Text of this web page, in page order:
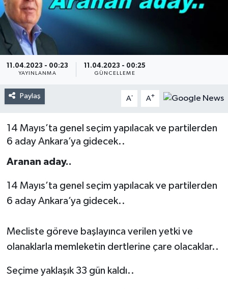
11.04.2023 - 00:23
YAYINLANMA
11.04.2023 - 00:25
GÜNCELLEME
Paylaş A- A+
14 Mayıs’ta genel seçim yapılacak ve partilerden
6 aday Ankara’ya gidecek..
Aranan aday..
14 Mayıs’ta genel seçim yapılacak ve partilerden
6 aday Ankara’ya gidecek..
Mecliste göreve başlayınca verilen yetki ve
olanaklarla memleketin dertlerine çare olacaklar..
Seçime yaklaşık 33 gün kaldı..